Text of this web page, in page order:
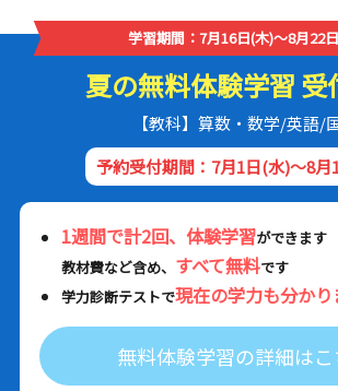
学習期間：7月16日(木)～8月22
夏の無料体験学習 受
【教科】算数・数学/英語/
予約受付期間：7月1日(水)～8月
1週間で計2回、体験学習ができます
教材費など含め、 すべて無料です
学力診断テストで現在の学力も分かり
無料体験学習の詳細はこ